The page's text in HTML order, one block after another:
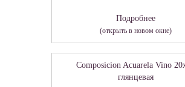
Подробнее
(открыть в новом окне)
Composicion Acuarela Vino
глянцевая